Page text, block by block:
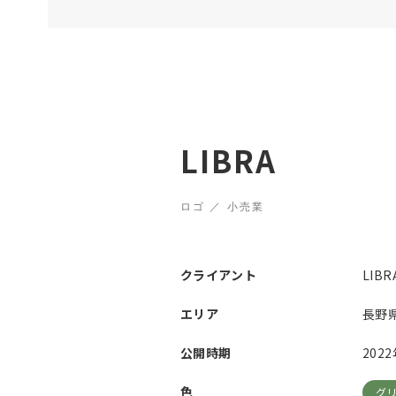
LIBRA
ロゴ ／ 小売業
クライアント
エリア 長野
公開時期 2022
色 グ